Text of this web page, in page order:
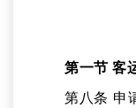
第一节 客
第八条 申